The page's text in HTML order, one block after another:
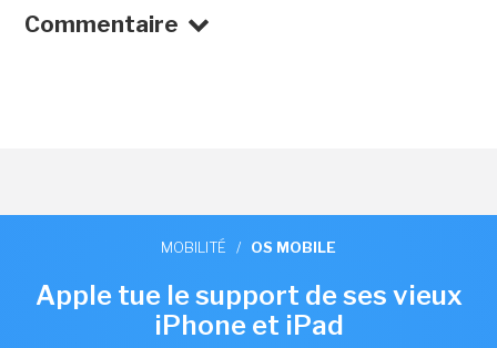
Commentaire
MOBILITÉ / OS MOBILE
Apple tue le support de ses vieux
iPhone et iPad